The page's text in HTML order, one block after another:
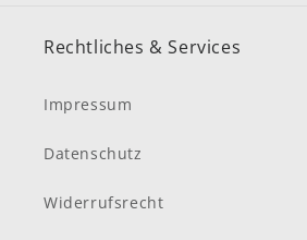
Rechtliches & Services
Impressum
Datenschutz
Widerrufsrecht